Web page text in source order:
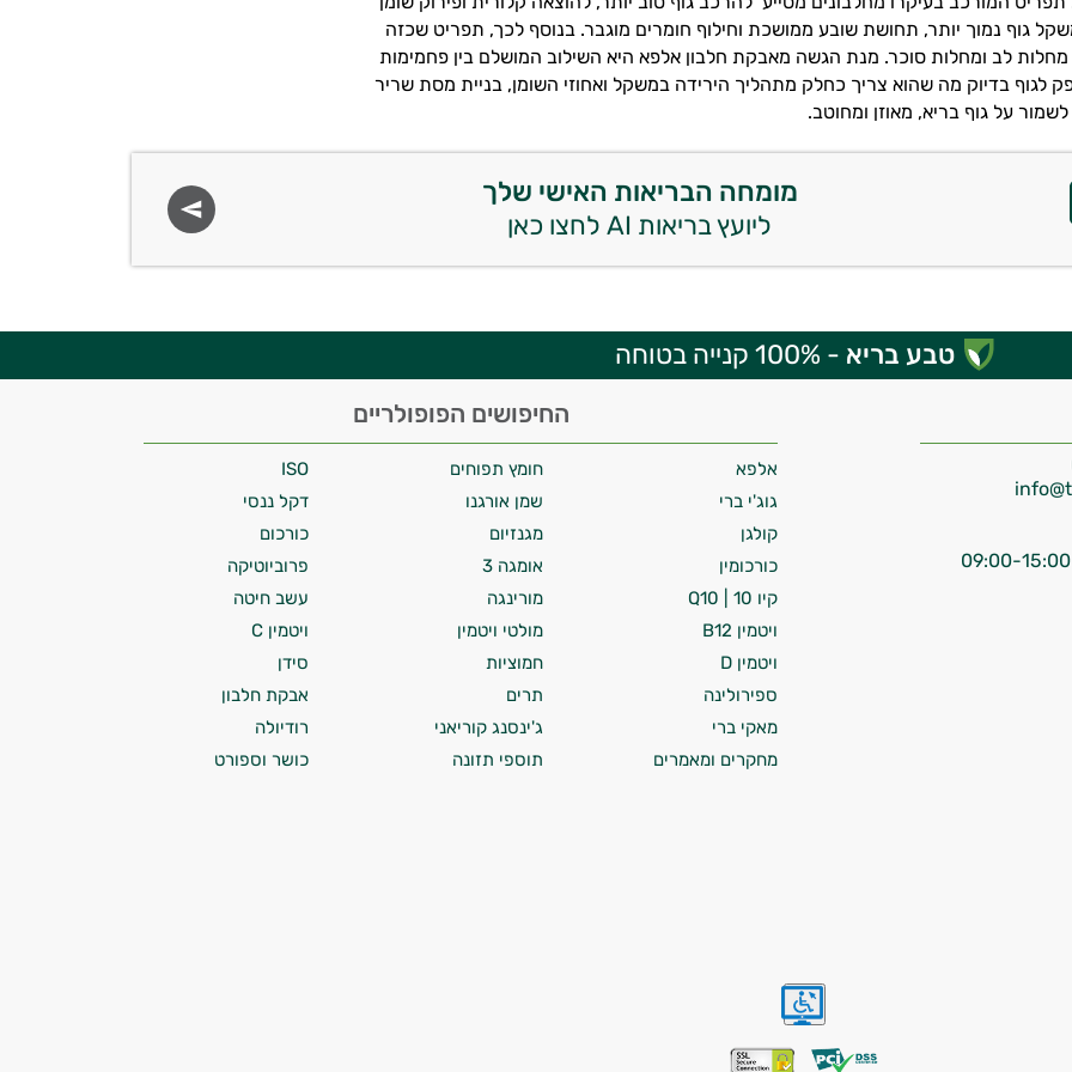
גוף נמוך יותר, תחושת שובע ממושכת וחילוף חומרים מוגבר. בנוסף לכך, תפריט שכזה
לב ומחלות סוכר. מנת הגשה מאבקת חלבון אלפא היא השילוב המושלם בין פחמימות
לגוף בדיוק מה שהוא צריך כחלק מתהליך הירידה במשקל ואחוזי השומן, בניית מסת שריר
על גוף בריא, מאוזן ומחוטב.
מומחה הבריאות האישי שלך
ליועץ בריאות AI לחצו כאן
טבע בריא - 100% קנייה בטוחה
החיפושים הפופולריים
אלפא חומץ תפוחים
ISO
גוג'י ברי
שמן אורגנו
דקל ננסי
קולגן
מגנזיום
כורכום
כורכומין
אומגה 3
פרוביוטיקה
קיו 10 | Q10
מורינגה
עשב חיטה
ויטמין B12
מולטי ויטמין
ויטמין C
ויטמין D
חמוציות
סידן
ספירולינה
תרים
אבקת חלבון
מאקי ברי
ג'ינסנג קוריאני
רודיולה
מחקרים ומאמרים
תוספי תזונה כושר וספורט